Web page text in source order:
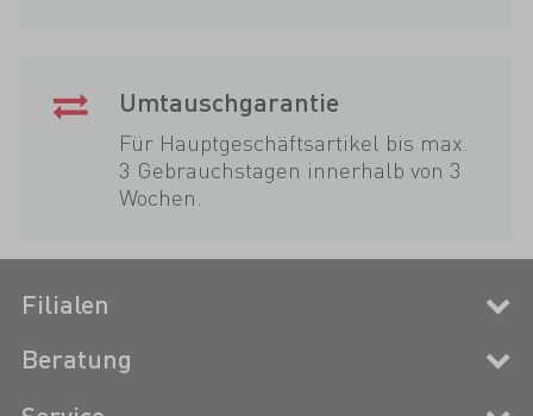
Umtauschgarantie
Für Hauptgeschäftsartikel bis max.
3 Gebrauchstagen innerhalb von 3
Wochen.
Filialen
Beratung